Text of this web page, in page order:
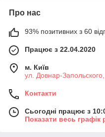
Про нас
93% позитивних з 60
Працює з 22.04.2020
м. Київ
ул. Довнар-
Контакти
Сьогодні працює з
Показати весь графік